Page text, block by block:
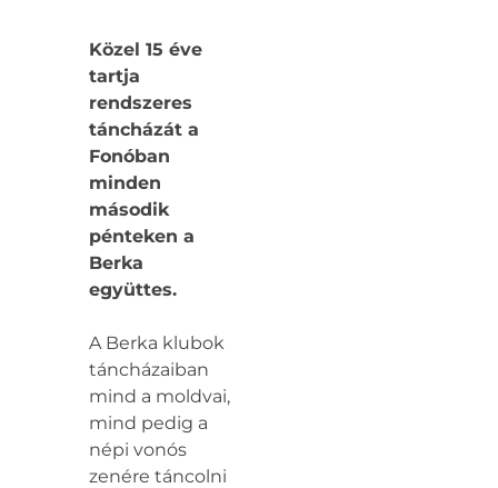
Közel 15 éve
tartja
rendszeres
táncházát a
Fonóban
minden
második
pénteken a
Berka
együttes.
A Berka klubok
táncházaiban
mind a moldvai,
mind pedig a
népi vonós
zenére táncolni